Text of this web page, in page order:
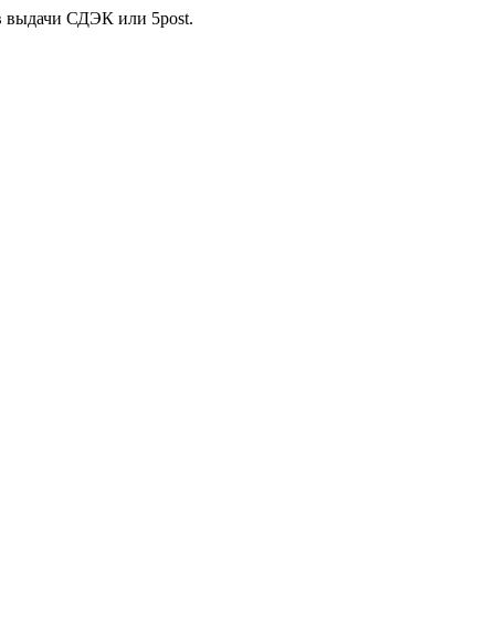
выдачи СДЭК или 5post.